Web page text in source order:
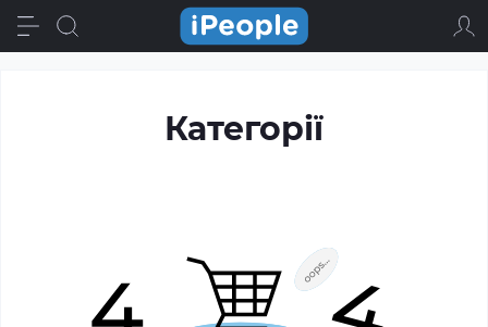
Категорії